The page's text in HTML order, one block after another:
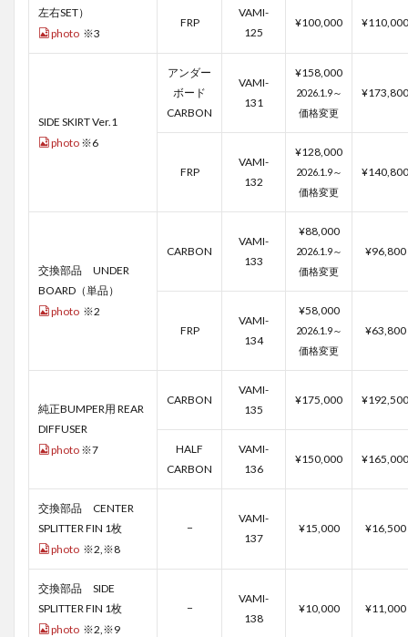
左右SET）
photo ※3
FRP
VAMI-
125
¥100,000 ¥110,000
SIDE SKIRT Ver.1
photo ※6
アンダー
ボード
CARBON
VAMI-
131
¥158,000
2026.1.9～
価格変更
¥173,800
FRP
VAMI-
132
¥128,000
2026.1.9～
価格変更
¥140,800
交換部品 UNDER
BOARD（単品）
photo ※2
CARBON
VAMI-
133
¥88,000
2026.1.9～
価格変更
¥96,800
FRP
VAMI-
134
¥58,000
2026.1.9～
価格変更
¥63,800
純正BUMPER用 REAR
DIFFUSER
photo ※7
CARBON
VAMI-
135
¥175,000 ¥192,500
HALF
CARBON
VAMI-
136
¥150,000 ¥165,000
交換部品 CENTER
SPLITTER FIN 1枚
photo ※2,※8
−
VAMI-
137
¥15,000 ¥16,500
交換部品 SIDE
SPLITTER FIN 1枚
photo ※2,※9
−
VAMI-
138
¥10,000 ¥11,000